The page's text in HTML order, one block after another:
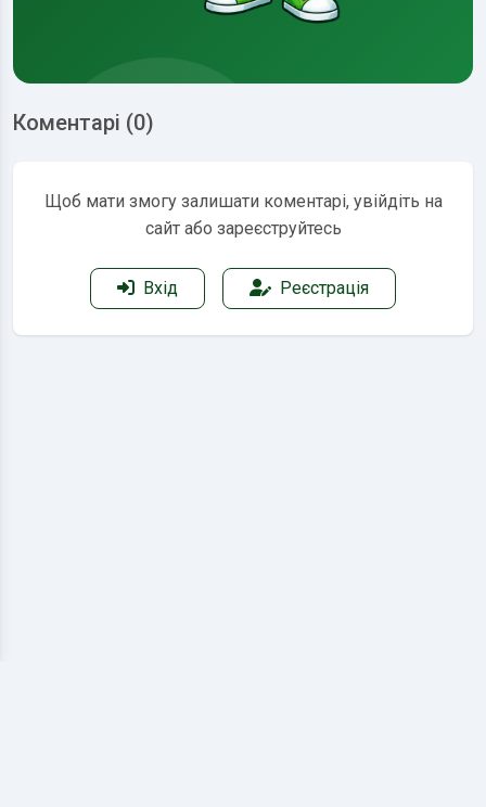
Коментарі (0)
Щоб мати змогу залишати коментарі, увійдіть на
сайт або зареєструйтесь
Вхід Реєстрація